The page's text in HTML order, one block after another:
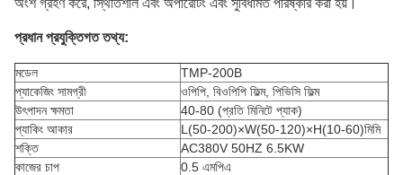
অংশ গ্রহণ করে, স্থিতিশীল এবং অপারেটিং এবং সুবিধামত পরিষ্কার করা হয়।
প্রধান প্রযুক্তিগত তথ্য:
মডেল
TMP-200B
প্যাকেজিং সামগ্রী
ওপিপি, বিওপিপি ফিল্ম, পিভিসি ফিল্ম
উৎপাদন ক্ষমতা
40-80 (প্রতি মিনিটে প্যাক)
প্যাকিং আকার
L(50-200)×W(50-120)×H(10-60)মিমি
শক্তি
AC380V 50HZ 6.5KW
কাজের চাপ
0.5 এমপিএ